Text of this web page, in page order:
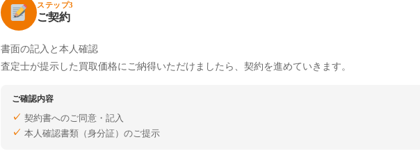
ステップ3
ご契約
書面の記入と本人確認
査定士が提示した買取価格にご納得いただけましたら、契約を進めていきます。
ご確認内容
契約書へのご同意・記入
本人確認書類（身分証）のご提示